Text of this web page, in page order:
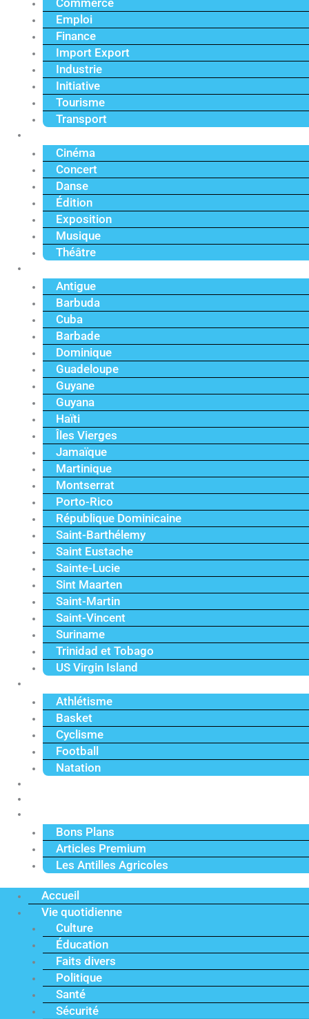
Commerce
Emploi
Finance
Import Export
Industrie
Initiative
Tourisme
Transport
Cinéma
Concert
Danse
Édition
Exposition
Musique
Théâtre
Antigue
Barbuda
Cuba
Barbade
Dominique
Guadeloupe
Guyane
Guyana
Haïti
Îles Vierges
Jamaïque
Martinique
Montserrat
Porto-Rico
République Dominicaine
Saint-Barthélemy
Saint Eustache
Sainte-Lucie
Sint Maarten
Saint-Martin
Saint-Vincent
Suriname
Trinidad et Tobago
US Virgin Island
Athlétisme
Basket
Cyclisme
Football
Natation
Bons Plans
Articles Premium
Les Antilles Agricoles
Accueil
Vie quotidienne
Culture
Éducation
Faits divers
Politique
Santé
Sécurité